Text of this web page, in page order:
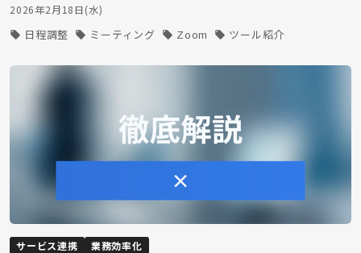
2026年2月18日(水)
日程調整 ミーティング Zoom ツール紹介
サービス連携 業務効率化